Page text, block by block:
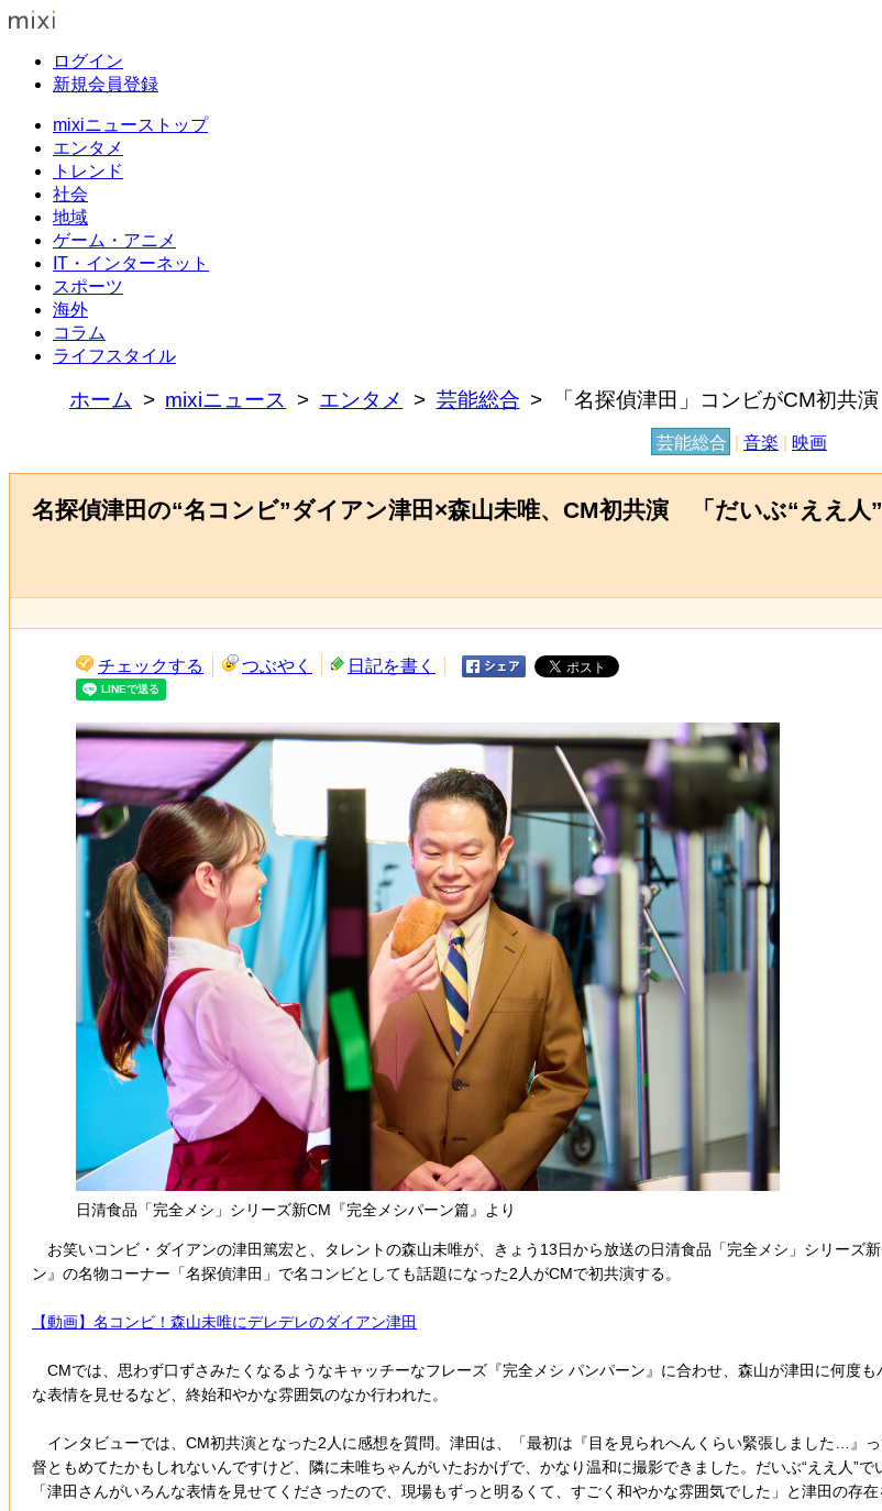
ログイン
新規会員登録
mixiニューストップ
エンタメ
トレンド
社会
地域
ゲーム・アニメ
IT・インターネット
スポーツ
海外
コラム
ライフスタイル
ホーム mixiニュース エンタメ 芸能総合 「名探偵津田」コンビがCM初共演
芸能総合 音楽 映画
名探偵津田の“名コンビ”ダイアン津田×森山未唯、CM初共演 「だいぶ“ええ人”
チェックする つぶやく 日記を書く
日清食品「完全メシ」シリーズ新CM『完全メシパーン篇』より
お笑いコンビ・ダイアンの津田篤宏と、タレントの森山未唯が、きょう13日から放送の日清食品「完全メシ」シリーズ
ン』の名物コーナー「名探偵津田」で名コンビとしても話題になった2人がCMで初共演する。
【動画】名コンビ！森山未唯にデレデレのダイアン津田
CMでは、思わず口ずさみたくなるようなキャッチーなフレーズ『完全メシ パンパーン』に合わせ、森山が津田に何度
な表情を見せるなど、終始和やかな雰囲気のなか行われた。
インタビューでは、CM初共演となった2人に感想を質問。津田は、「最初は『目を見られへんくらい緊張しました…』
督ともめてたかもしれないんですけど、隣に未唯ちゃんがいたおかげで、かなり温和に撮影できました。だいぶ“ええ人”
「津田さんがいろんな表情を見せてくださったので、現場もずっと明るくて、すごく和やかな雰囲気でした」と津田の存在